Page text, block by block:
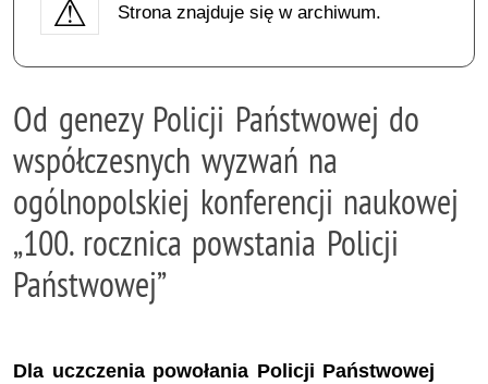
Strona znajduje się w archiwum.
Od genezy Policji Państwowej do
współczesnych wyzwań na
ogólnopolskiej konferencji naukowej
„100. rocznica powstania Policji
Państwowej”
Dla uczczenia powołania Policji Państwowej